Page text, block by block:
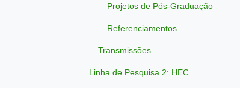
Projetos de Pós-Graduação
Referenciamentos
Transmissões
Linha de Pesquisa 2: HEC